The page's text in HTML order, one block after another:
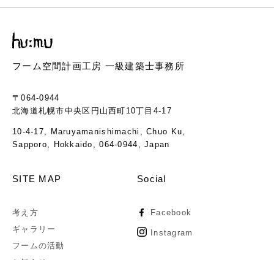
フーム空間計画工房 一級建築士事務所
〒064-0944
北海道札幌市中央区円山西町10丁目4-17
10-4-17, Maruyamanishimachi, Chuo Ku,
Sapporo, Hokkaido, 064-0944, Japan
SITE MAP
考え方
ギャラリー
フームの活動
Social
Facebook
Instagram